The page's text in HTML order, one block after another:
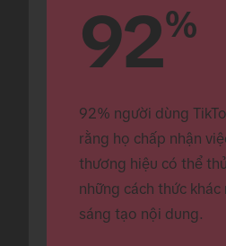
92%
92% người dùng
rằng họ chấp nhận
thương hiệu có thể
những cách thức khác
sáng tạo nội dung.